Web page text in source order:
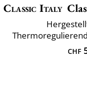
Classic Italy
CHF